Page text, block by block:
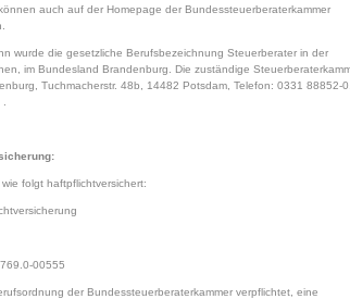
auch auf der Homepage der Bundessteuerberaterkammer
wurde die gesetzliche Berufsbezeichnung Steuerberater in der
im Bundesland Brandenburg. Die zuständige
Tuchmacherstr. 48b, 14482 Potsdam, Telefon: 0331 88852-
folgt haftpflichtversichert:
00555
der Bundessteuerberaterkammer verpflichtet, eine